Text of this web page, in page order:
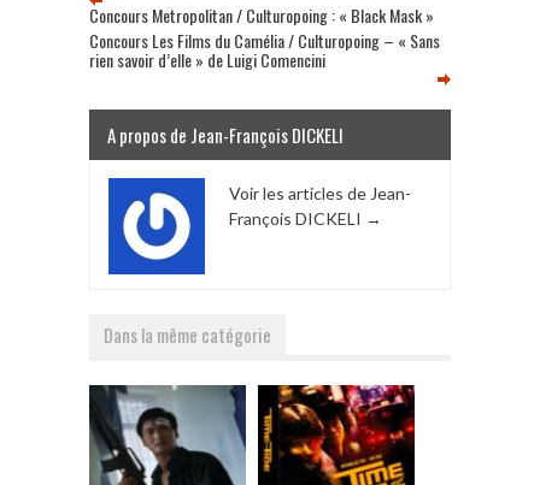
Concours Metropolitan / Culturopoing : « Black Mask »
Concours Les Films du Camélia / Culturopoing – « Sans
rien savoir d’elle » de Luigi Comencini
A propos de Jean-François DICKELI
Voir les articles de Jean-
François DICKELI →
Dans la même catégorie